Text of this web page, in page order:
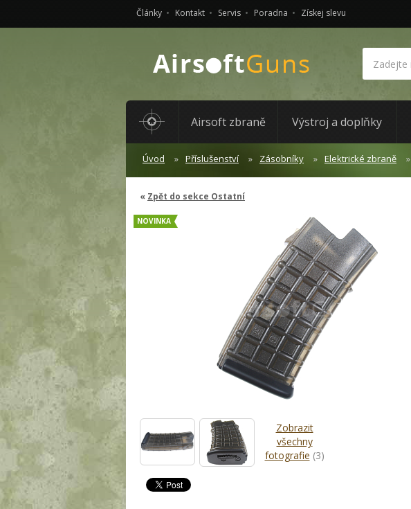
Články Kontakt Servis Poradna Získej slevu
Airsoft zbraně Výstroj a doplňky
Úvod Příslušenství Zásobníky Elektrické zbraně
Zpět do sekce Ostatní
Zobrazit
všechny
fotografie (3)
NOVINKA